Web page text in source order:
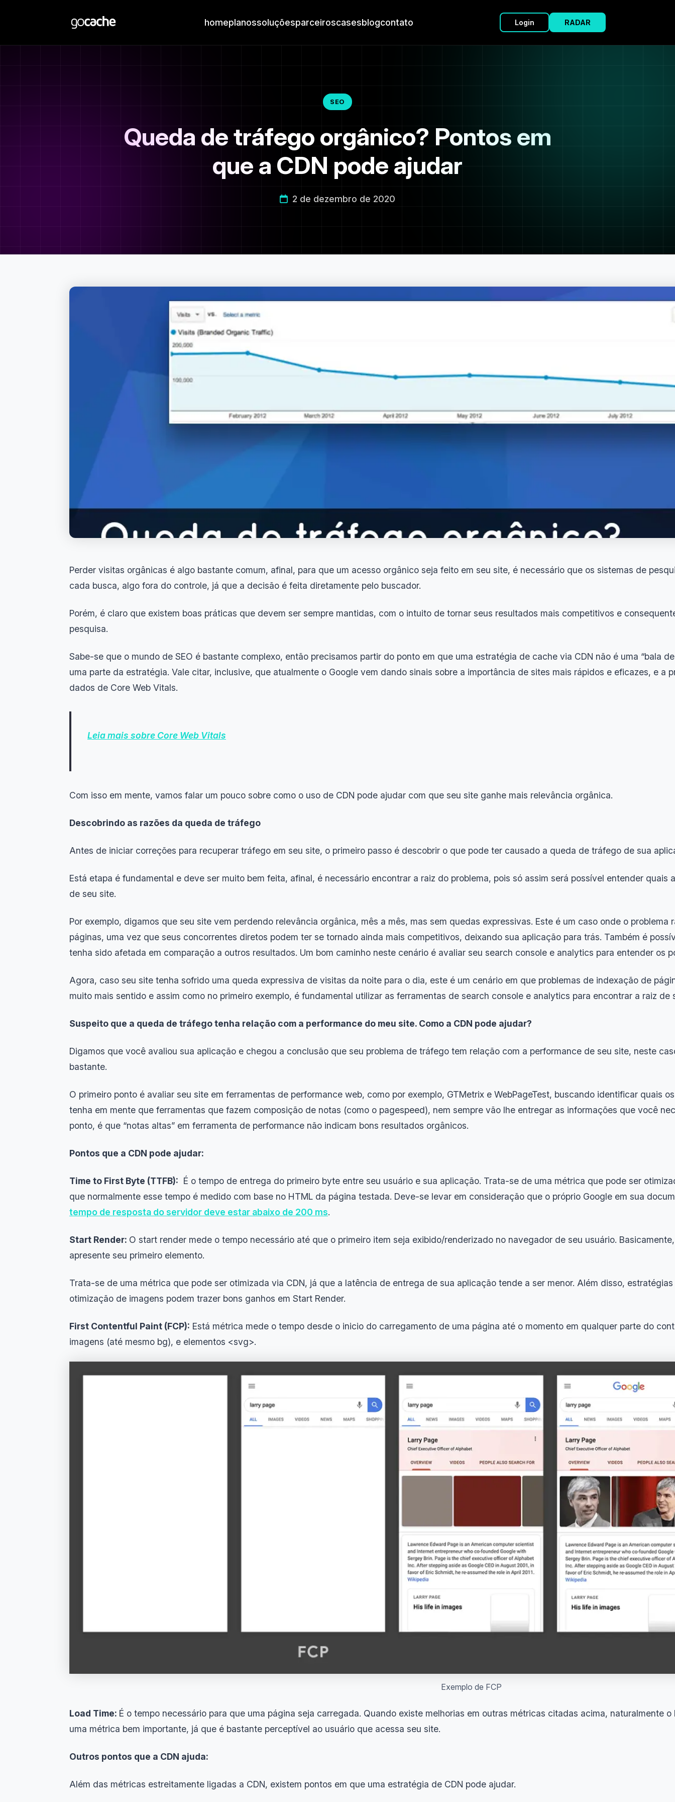
homeplanossoluçõesparceiroscasesblogcontato Login RADAR
SEO
Queda de tráfego orgânico? Pontos em
que a CDN pode ajudar
2 de dezembro de 2020
Perder visitas orgânicas é algo bastante comum, afinal, para que um acesso orgânico seja feito em seu site, é necessário que os sistemas de
cada busca, algo fora do controle, já que a decisão é feita diretamente pelo buscador.
Porém, é claro que existem boas práticas que devem ser sempre mantidas, com o intuito de tornar seus resultados mais competitivos e
pesquisa.
Sabe-se que o mundo de SEO é bastante complexo, então precisamos partir do ponto em que uma estratégia de cache via CDN não é uma “bala
uma parte da estratégia. Vale citar, inclusive, que atualmente o Google vem dando sinais sobre a importância de sites mais rápidos e eficazes, e a
dados de Core Web Vitals.
Leia mais sobre Core Web Vitals
Com isso em mente, vamos falar um pouco sobre como o uso de CDN pode ajudar com que seu site ganhe mais relevância orgânica.
Descobrindo as razões da queda de tráfego
Antes de iniciar correções para recuperar tráfego em seu site, o primeiro passo é descobrir o que pode ter causado a queda de tráfego de sua
Está etapa é fundamental e deve ser muito bem feita, afinal, é necessário encontrar a raiz do problema, pois só assim será possível entender quais
de seu site.
Por exemplo, digamos que seu site vem perdendo relevância orgânica, mês a mês, mas sem quedas expressivas. Este é um caso onde o
páginas, uma vez que seus concorrentes diretos podem ter se tornado ainda mais competitivos, deixando sua aplicação para trás. Também é
tenha sido afetada em comparação a outros resultados. Um bom caminho neste cenário é avaliar seu search console e analytics para entender os
Agora, caso seu site tenha sofrido uma queda expressiva de visitas da noite para o dia, este é um cenário em que problemas de indexação de
muito mais sentido e assim como no primeiro exemplo, é fundamental utilizar as ferramentas de search console e analytics para encontrar a raiz de
Suspeito que a queda de tráfego tenha relação com a performance do meu site. Como a CDN pode ajudar?
Digamos que você avaliou sua aplicação e chegou a conclusão que seu problema de tráfego tem relação com a performance de seu site, neste
bastante.
O primeiro ponto é avaliar seu site em ferramentas de performance web, como por exemplo, GTMetrix e WebPageTest, buscando identificar quais
tenha em mente que ferramentas que fazem composição de notas (como o pagespeed), nem sempre vão lhe entregar as informações que você
ponto, é que “notas altas” em ferramenta de performance não indicam bons resultados orgânicos.
Pontos que a CDN pode ajudar:
Time to First Byte (TTFB): É o tempo de entrega do primeiro byte entre seu usuário e sua aplicação. Trata-se de uma métrica que pode ser
que normalmente esse tempo é medido com base no HTML da página testada. Deve-se levar em consideração que o próprio Google em sua
tempo de resposta do servidor deve estar abaixo de 200 ms.
Start Render: O start render mede o tempo necessário até que o primeiro item seja exibido/renderizado no navegador de seu usuário.
apresente seu primeiro elemento.
Trata-se de uma métrica que pode ser otimizada via CDN, já que a latência de entrega de sua aplicação tende a ser menor. Além disso,
otimização de imagens podem trazer bons ganhos em Start Render.
First Contentful Paint (FCP): Está métrica mede o tempo desde o inicio do carregamento de uma página até o momento em qualquer parte do
imagens (até mesmo bg), e elementos <svg>.
Exemplo de FCP
Load Time: É o tempo necessário para que uma página seja carregada. Quando existe melhorias em outras métricas citadas acima, naturalmente
uma métrica bem importante, já que é bastante perceptível ao usuário que acessa seu site.
Outros pontos que a CDN ajuda:
Além das métricas estreitamente ligadas a CDN, existem pontos em que uma estratégia de CDN pode ajudar.